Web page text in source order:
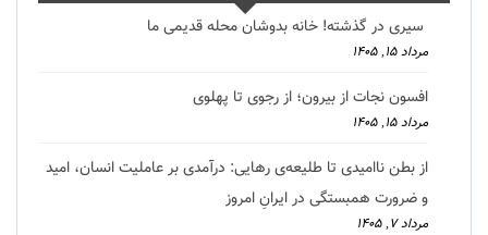
سیری در گذشته! خانه بدوشان محله قدیمی ما
مرداد ۱۵, ۱۴۰۵
افسون نجات از بیرون؛ از رجوی تا پهلوی
مرداد ۱۵, ۱۴۰۵
از بطن ناامیدی تا طلیعه‌ی رهایی: درآمدی بر عاملیت انسان، امید
و ضرورت همبستگی در ایرانِ امروز
مرداد ۷, ۱۴۰۵